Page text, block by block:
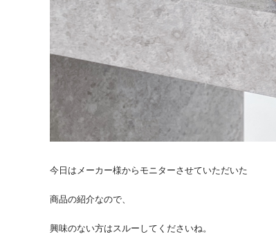
今日はメーカー様からモニターさせていただいた
商品の紹介なので、
興味のない方はスルーしてくださいね。